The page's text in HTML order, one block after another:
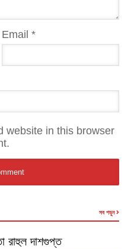
Email*
website in this browser
সব পড়ুন
রাহুল দাশগুপ্ত